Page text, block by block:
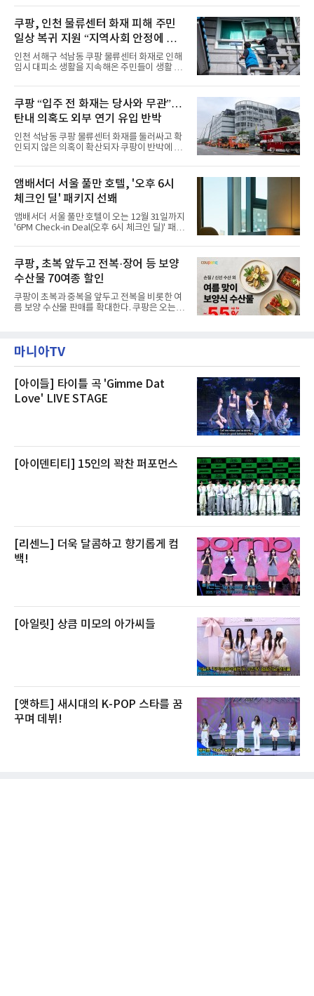
이야기를 담은 인형 극장 콘셉트의 공간 ‘앰버드
시어터(Ambird Theater)’를 새롭게 선보인
다”고 밝혔다.앰배서더 서울 풀만 호텔은 로비
한편에 마련된 앰버드 존을 통해 앰버드의 세계
관을 소개해왔다. 앰버드 존은 앰버드가 우주여
행 중 수집한 다양한 굿즈를 전시한 '앰버드 플래
닛(Ambird Planet)과 계절별 플라워 연출로 사
라 극장을 모티브로 한 데코레이션으로 구성됐
다. 무대 공간 및 티켓 박스
쿠팡, 인천 물류센터 화재 피해 주민
일상 복귀 지원 “지역사회 안정에 총
력”
인천 서해구 석남동 쿠팡 물류센터 화재로 인해
임시 대피소 생활을 지속해온 주민들이 생활 터
필먼트서비스(CFS)가 지난 28일부터 화재 피해
주민을 대상으로 전문 출장 청소서비스 지원에
나섬으로써 본격적인 지역사회 복구 작업이 시
작된 것이다.대피소 주민 중심 청소 접수, 첫날
부터 2가구 지원 완료CFS는 신현초등학교, 신
현북초등학교, 신현여자중학교 등 인천 서해구
관내 임시 대피소 3곳에서 체류해온 화재 피해
민들의 호응 속에 CFS는 즉시 행동에 나섰다. 지
난 28일 오후 전문 청소업체와
쿠팡 “입주 전 화재는 당사와 무관”…
탄내 의혹도 외부 연기 유입 반박
인천 석남동 쿠팡 물류센터 화재를 둘러싸고 확
인되지 않은 의혹이 확산되자 쿠팡이 반박에 나
에 대해서는 외부 화재 연기 유입이라고 설명했
고, 2023년 같은 물류센터에서 발생한 화재에
대해서도 쿠팡 입주 전 공사 과정에서 벌어진 일
이라며 선을 그었다.쿠팡은 21일 인천 물류센터
내부에서 불이 타는 냄새가 났다는 의혹과 관련
해 “사실무근”이라는 입장을 밝혔다.회사 측은
“인근에서 지난 15일 다른 회사에서 발생한 대
것으로 확인됐다”고 설명했다.이어 “정확한 화
재 원인은 추후 조사될
앰배서더 서울 풀만 호텔, '오후 6시
체크인 딜' 패키지 선봬
앰배서더 서울 풀만 호텔이 오는 12월 31일까지
'6PM Check-in Deal(오후 6시 체크인 딜)' 패키
으로 여유로운 저녁 시간부터 호텔 스테이를 시
작할 수 있도록 준비됐다.앰배서더 서울 풀만 호
텔 측은 “퇴근 후 또는 주말 도심 속에서 짧지만
온전한 휴식을 원하는 고객들에게 특별한 경험
을 제공한다”고 밝혔다.패키지는 디럭스와 이그
제큐티브 두 가지 타입으로 구성된다. 디럭스 패
키지는 객실 1박(룸 온리)으로 심플한 호캉스를
스 센터 사우나 2인 이용 혜택이 포함된다.특히
클럽 앰배서더 라운지
쿠팡, 초복 앞두고 전복·장어 등 보양
수산물 70여종 할인
쿠팡이 초복과 중복을 앞두고 전복을 비롯한 여
름 보양 수산물 판매를 확대한다. 쿠팡은 오는
우 등이 포함됐다. 쿠팡은 올해 큰 크기의 전복
생산량이 늘어난 점을 반영해 주요 산지 상품을
전복은 산지에서 채취한 뒤 전국으로 직송되는
방식으로 운영된다. 신선도가 중요한 상품인 만
큼 이르면 다음 날 오전 배송이 가능하도록 물류
마니아TV
[아이들] 타이틀 곡 'Gimme Dat
Love' LIVE STAGE
[아이덴티티] 15인의 꽉찬 퍼포먼스
[리센느] 더욱 달콤하고 향기롭게 컴
백!
[아일릿] 상큼 미모의 아가씨들
[앳하트] 새시대의 K-POP 스타를 꿈
꾸며 데뷔!